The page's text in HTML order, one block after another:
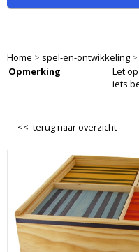
Home > spel-en-ontwikkeling >
Opmerking
Let
iets
<< terug naar overzicht